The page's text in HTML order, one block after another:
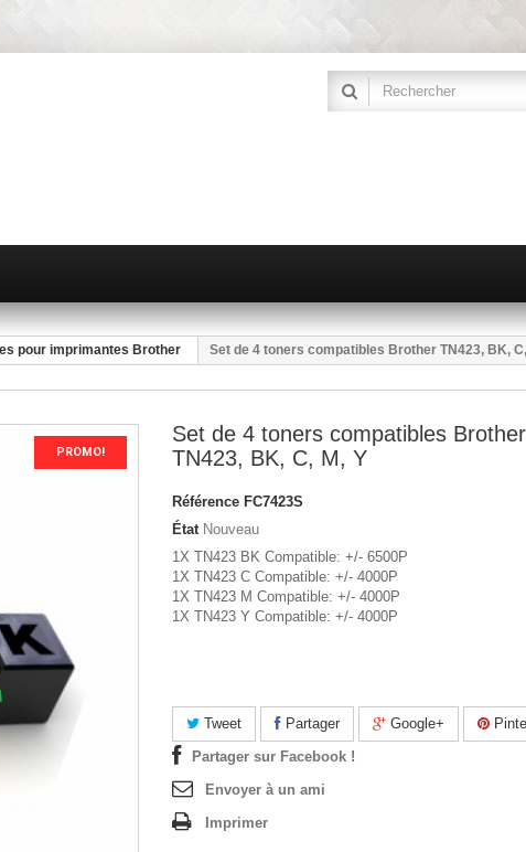
pour imprimantes Brother Set de 4 toners compatibles Brother TN423, BK,
PROMO!
Set de 4 toners compatibles Brother
TN423, BK, C, M, Y
Référence FC7423S
État Nouveau
1X TN423 BK Compatible: +/- 6500P
1X TN423 C Compatible: +/- 4000P
1X TN423 M Compatible: +/- 4000P
1X TN423 Y Compatible: +/- 4000P
Tweet Partager Google+
Partager sur Facebook !
Envoyer à un ami
Imprimer